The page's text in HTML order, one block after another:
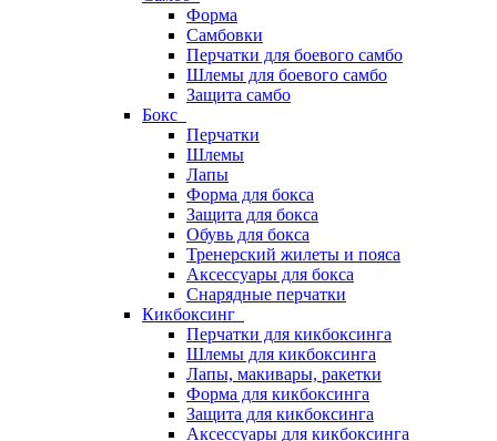
Форма
Самбовки
Перчатки для боевого самбо
Шлемы для боевого самбо
Защита самбо
Бокс
Перчатки
Шлемы
Лапы
Форма для бокса
Защита для бокса
Обувь для бокса
Тренерский жилеты и пояса
Аксессуары для бокса
Снарядные перчатки
Кикбоксинг
Перчатки для кикбоксинга
Шлемы для кикбоксинга
Лапы, макивары, ракетки
Форма для кикбоксинга
Защита для кикбоксинга
Аксессуары для кикбоксинга